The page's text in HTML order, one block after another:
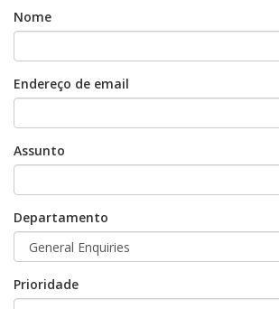
Nome
Endereço de email
Assunto
Departamento
Prioridade